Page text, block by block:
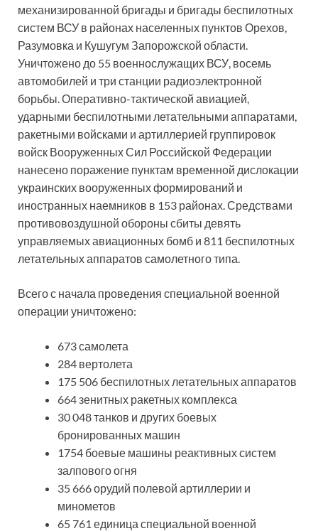
механизированной бригады и бригады беспилотных
систем ВСУ в районах населенных пунктов Орехов,
Разумовка и Кушугум Запорожской области.
Уничтожено до 55 военнослужащих ВСУ, восемь
автомобилей и три станции радиоэлектронной
борьбы. Оперативно-тактической авиацией,
ударными беспилотными летательными аппаратами,
ракетными войсками и артиллерией группировок
войск Вооруженных Сил Российской Федерации
нанесено поражение пунктам временной дислокации
украинских вооруженных формирований и
иностранных наемников в 153 районах. Средствами
противовоздушной обороны сбиты девять
управляемых авиационных бомб и 811 беспилотных
летательных аппаратов самолетного типа.
Всего с начала проведения специальной военной
операции уничтожено:
673 самолета
284 вертолета
175 506 беспилотных летательных аппаратов
664 зенитных ракетных комплекса
30 048 танков и других боевых
бронированных машин
1754 боевые машины реактивных систем
залпового огня
35 666 орудий полевой артиллерии и
минометов
65 761 единица специальной военной